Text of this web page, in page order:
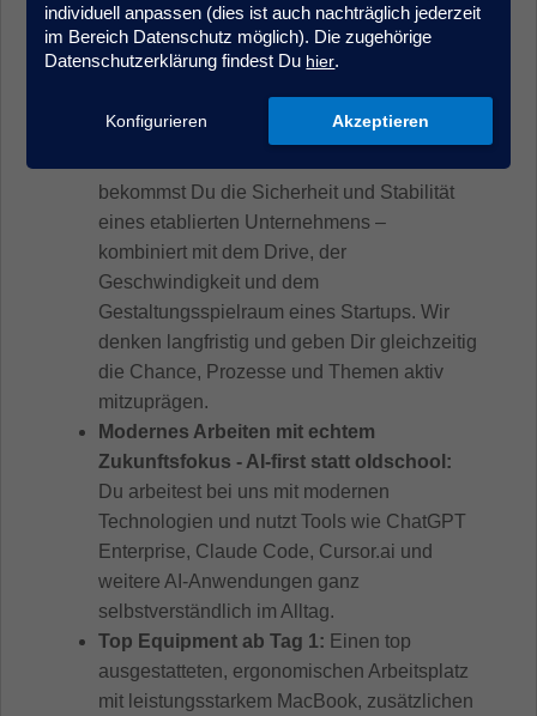
arbeiten. Wir arbeiten bewusst vor Ort in
unserem CHECK24 Office – weil direkte
Zusammenarbeit, schnelle Abstimmung und
echtes Teamgefühl für uns im Alltag den
Unterschied machen.
bekommst Du die Sicherheit und Stabilität
eines etablierten Unternehmens –
kombiniert mit dem Drive, der
Geschwindigkeit und dem
Gestaltungsspielraum eines Startups. Wir
denken langfristig und geben Dir gleichzeitig
die Chance, Prozesse und Themen aktiv
mitzuprägen.
Modernes Arbeiten mit echtem
Zukunftsfokus - AI-first statt oldschool:
Du arbeitest bei uns mit modernen
Technologien und nutzt Tools wie ChatGPT
Enterprise, Claude Code, Cursor.ai und
weitere AI-Anwendungen ganz
selbstverständlich im Alltag.
Top Equipment ab Tag 1: Einen top
ausgestatteten, ergonomischen Arbeitsplatz
mit leistungsstarkem MacBook, zusätzlichen
individuell anpassen (dies ist auch nachträglich jederzeit
im Bereich Datenschutz möglich). Die zugehörige
Datenschutzerklärung findest Du hier.
Konfigurieren Akzeptieren